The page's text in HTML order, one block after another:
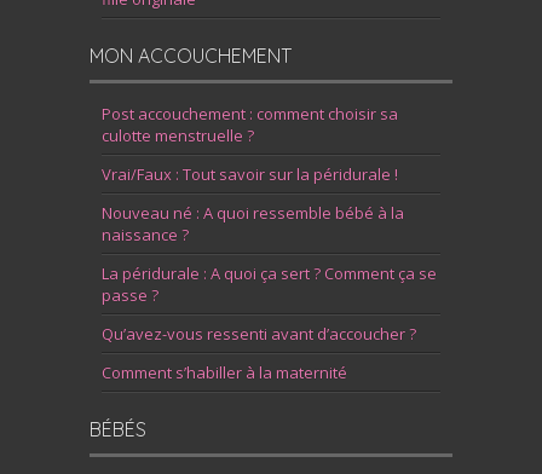
MON ACCOUCHEMENT
Post accouchement : comment choisir sa
culotte menstruelle ?
Vrai/Faux : Tout savoir sur la péridurale !
Nouveau né : A quoi ressemble bébé à la
naissance ?
La péridurale : A quoi ça sert ? Comment ça se
passe ?
Qu’avez-vous ressenti avant d’accoucher ?
Comment s’habiller à la maternité
BÉBÉS